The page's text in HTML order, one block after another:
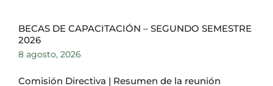
BECAS DE CAPACITACIÓN – SEGUNDO SEMESTRE
2026
8 agosto, 2026
Comisión Directiva | Resumen de la reunión